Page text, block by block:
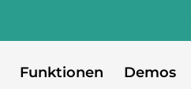
Funktionen Demos